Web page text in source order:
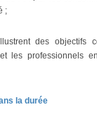
;
des objectifs
les professionnels
la durée